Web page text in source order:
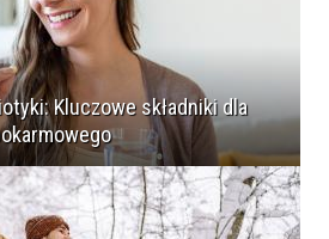
Kluczowe składniki dla